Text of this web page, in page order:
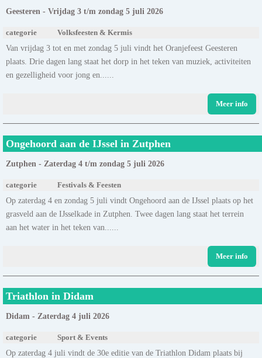
Geesteren - Vrijdag 3 t/m zondag 5 juli 2026
categorie Volksfeesten & Kermis
Van vrijdag 3 tot en met zondag 5 juli vindt het Oranjefeest Geesteren
plaats. Drie dagen lang staat het dorp in het teken van muziek, activiteiten
en gezelligheid voor jong en......
Meer info
Ongehoord aan de IJssel in Zutphen
Zutphen - Zaterdag 4 t/m zondag 5 juli 2026
categorie Festivals & Feesten
Op zaterdag 4 en zondag 5 juli vindt Ongehoord aan de IJssel plaats op het
grasveld aan de IJsselkade in Zutphen. Twee dagen lang staat het terrein
aan het water in het teken van......
Meer info
Triathlon in Didam
Didam - Zaterdag 4 juli 2026
categorie Sport & Events
Op zaterdag 4 juli vindt de 30e editie van de Triathlon Didam plaats bij